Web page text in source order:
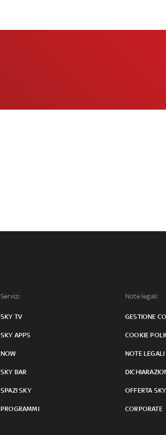
Servizi:
SKY TV
SKY APPS
NOW
SKY BAR
SPAZI SKY
PROGRAMMI
Note legali:
GESTIONE
COOKIE
NOTE LEGALI
OFFERTA
CORPORATE